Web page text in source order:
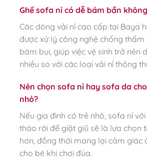
Ghế sofa nỉ có dễ bám bẩn
Các dòng vải nỉ cao cấp tại Baya
được xử lý công nghệ chống thấm
bám bụi, giúp việc vệ sinh trở nên
nhiều so với các loại vải nỉ thông
Nên chọn sofa nỉ hay sofa da
nhỏ?
Nếu gia đình có trẻ nhỏ, sofa nỉ
tháo rời để giặt giũ sẽ là lựa chọn
hơn, đồng thời mang lại cảm giác
cho bé khi chơi đùa.